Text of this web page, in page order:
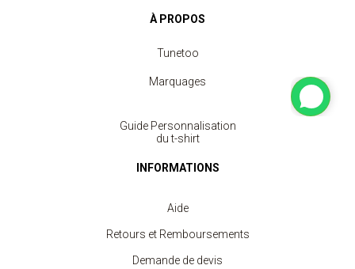
À PROPOS
Tunetoo
Marquages
Guide Personnalisation
du t-shirt
INFORMATIONS
Aide
Retours et Remboursements
Demande de devis